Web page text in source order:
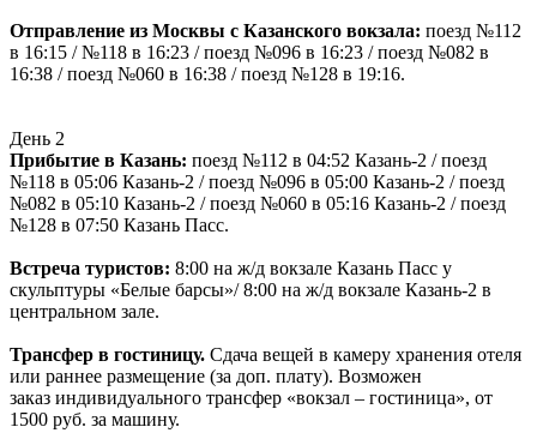
Отправление из Москвы с Казанского вокзала: поезд №112
в 16:15 / №118 в 16:23 / поезд №096 в 16:23 / поезд №082 в
16:38 / поезд №060 в 16:38 / поезд №128 в 19:16.
День 2
Прибытие в Казань: поезд №112 в 04:52 Казань-2 / поезд
№118 в 05:06 Казань-2 / поезд №096 в 05:00 Казань-2 / поезд
№082 в 05:10 Казань-2 / поезд №060 в 05:16 Казань-2 / поезд
№128 в 07:50 Казань Пасс.
Встреча туристов: 8:00 на ж/д вокзале Казань Пасс у
скульптуры «Белые барсы»/ 8:00 на ж/д вокзале Казань-2 в
центральном зале.
Трансфер в гостиницу. Сдача вещей в камеру хранения отеля
или раннее размещение (за доп. плату). Возможен
заказ индивидуального трансфер «вокзал – гостиница», от
1500 руб. за машину.